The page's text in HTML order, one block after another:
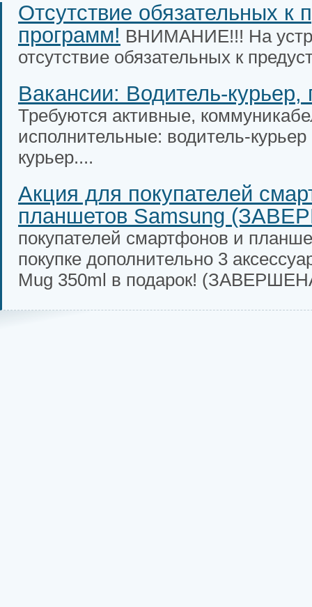
Отсутствие обязательных к
программ! ВНИМАНИЕ!!! На
отсутствие обязательных к
Вакансии: Водитель-
Требуются активные,
исполнительные: водитель-
курьер....
Акция для покупателей
планшетов Samsung
покупателей смартфонов и
покупке дополнительно 3
Mug 350ml в подарок!